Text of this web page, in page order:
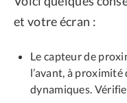
et votre écran :
Le capteur de
l’avant, à
dynamiques.